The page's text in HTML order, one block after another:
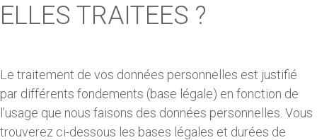
ELLES TRAITEES ?
Le traitement de vos données personnelles est justifié
par différents fondements (base légale) en fonction de
l’usage que nous faisons des données personnelles. Vous
trouverez ci-dessous les bases légales et durées de